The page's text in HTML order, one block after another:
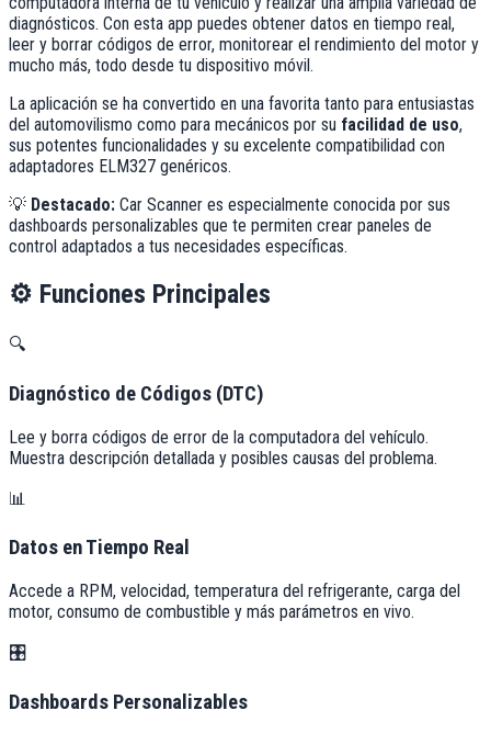
diagnósticos. Con esta app puedes obtener datos en tiempo real,
leer y borrar códigos de error, monitorear el rendimiento del motor y
mucho más, todo desde tu dispositivo móvil.
La aplicación se ha convertido en una favorita tanto para entusiastas
del automovilismo como para mecánicos por su facilidad de uso,
sus potentes funcionalidades y su excelente compatibilidad con
adaptadores ELM327 genéricos.
💡 Destacado: Car Scanner es especialmente conocida por sus
dashboards personalizables que te permiten crear paneles de
control adaptados a tus necesidades específicas.
⚙️ Funciones Principales
🔍
Diagnóstico de Códigos (DTC)
Lee y borra códigos de error de la computadora del vehículo.
Muestra descripción detallada y posibles causas del problema.
📊
Datos en Tiempo Real
Accede a RPM, velocidad, temperatura del refrigerante, carga del
motor, consumo de combustible y más parámetros en vivo.
🎛️
Dashboards Personalizables